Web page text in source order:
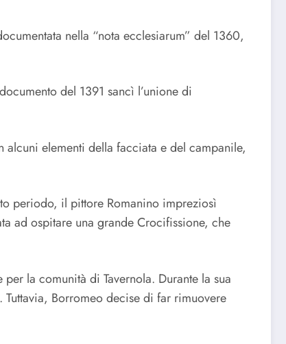
nella “nota ecclesiarum” del 1360,
del 1391 sancì l’unione di
alcuni elementi della facciata e del campanile,
periodo, il pittore Romanino impreziosì
ad ospitare una grande Crocifissione, che
la comunità di Tavernola. Durante la sua
Borromeo decise di far rimuovere